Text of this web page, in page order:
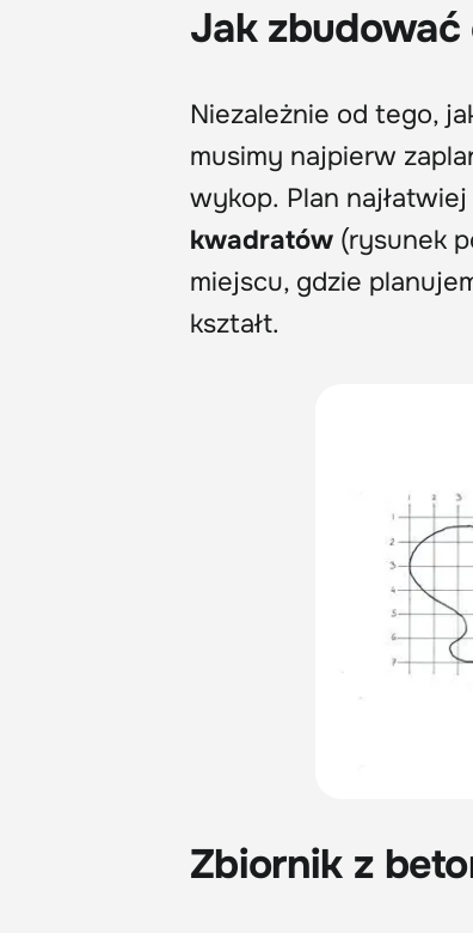
Jak
Niezależnie od tego,
musimy najpierw
wykop. Plan
kwadratów (rysunek
miejscu, gdzie
kształt.
Zbiornik z